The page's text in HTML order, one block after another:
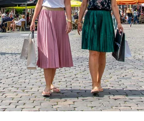
Inschrijven nieuwsbrief
Wonen &